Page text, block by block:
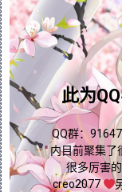
具，这是一项强
别适用于设计存
外，该工具还可
设计效率。视频
用法，包括如
以及设置视野距
产品设计师还是
视频都能为您提
具，提升设计安
Continue
此为
QQ群：
内目前聚集了
很多厉害
creo2077
问